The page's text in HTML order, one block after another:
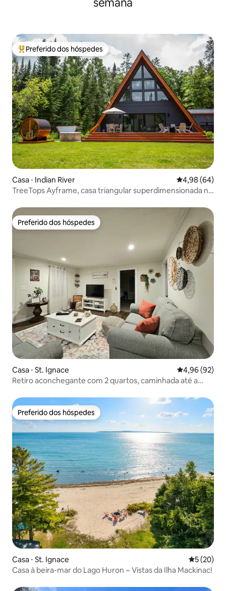
Entre os melhores preferidos dos hóspedes
Preferido dos hóspedes
Casa ⋅ Indian River 4,98 de uma
4,98 (64)
TreeTops Ayframe, casa triangular superdimensionada no
Preferido dos hóspedes
Preferido dos hóspedes
Casa ⋅ St. Ignace 4,96 de uma
4,96 (92)
Retiro aconchegante com 2 quartos, caminhada até a
Preferido dos hóspedes
Preferido dos hóspedes
Casa ⋅ St. Ignace 5 de uma
5 (20)
Casa à beira-mar do Lago Huron ~ Vistas da Ilha Mackinac!